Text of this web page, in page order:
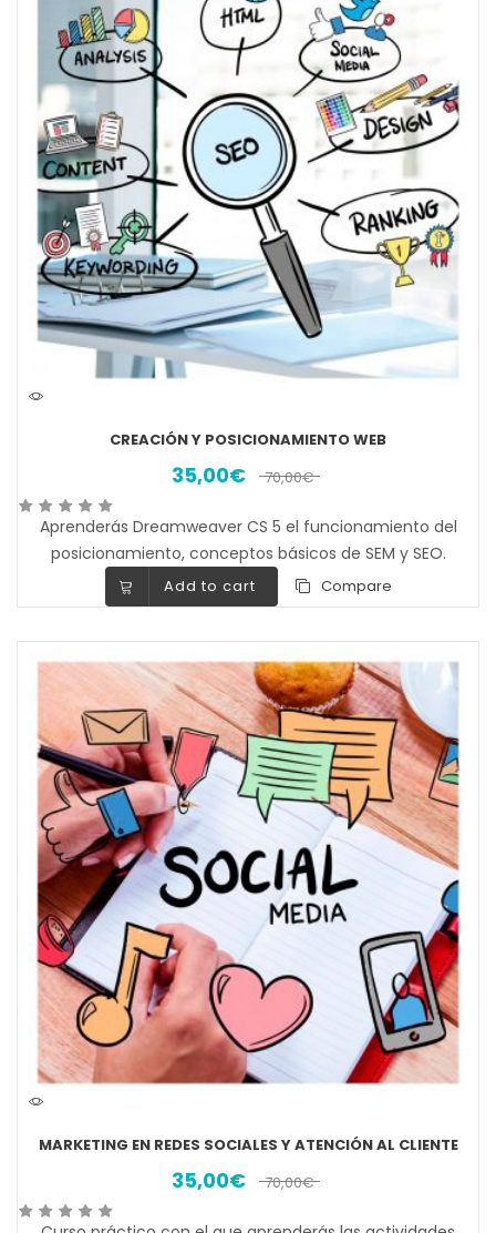
CREACIÓN Y POSICIONAMIENTO WEB
35,00€ 70,00€
Aprenderás Dreamweaver CS 5 el funcionamiento del
posicionamiento, conceptos básicos de SEM y SEO.
Add to cart Compare
MARKETING EN REDES SOCIALES Y ATENCIÓN AL CLIENTE
35,00€ 70,00€